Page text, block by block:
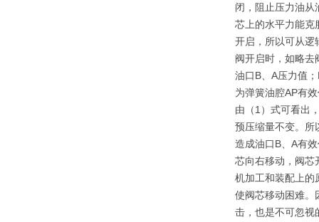
闭，阻止压力油从
芯上的水平力能克
开启，所以可从逻
阀开启时，如略去
油口B、A压力值
为弹簧油腔AP有
由（1）式可看出
预压缩量不变。所
造成油口B、A有
芯向右移动，阀芯
机加工和装配上的
使阀芯移动困难。
击，也是不可忽视